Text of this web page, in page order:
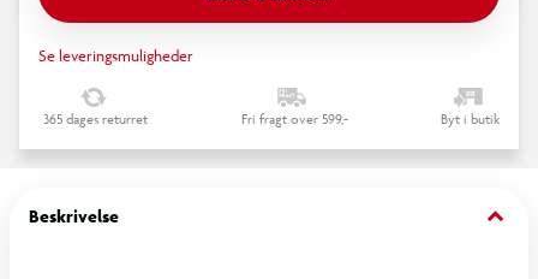
Se leveringsmuligheder
365 dages returret Fri fragt over 599,- Byt i butik
Beskrivelse keyboard_arrow_down